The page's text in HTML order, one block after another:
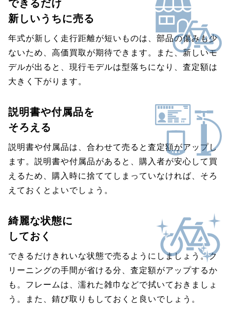
できるだけ
新しいうちに売る
年式が新しく走行距離が短いものは、部品の傷みも少
ないため、高価買取が期待できます。また、新しいモ
デルが出ると、現行モデルは型落ちになり、査定額は
大きく下がります。
説明書や付属品を
そろえる
説明書や付属品は、合わせて売ると査定額がアップし
ます。説明書や付属品があると、購入者が安心して買
えるため、購入時に捨ててしまっていなければ、そろ
えておくとよいでしょう。
綺麗な状態に
しておく
できるだけきれいな状態で売るようにしましょう。ク
リーニングの手間が省ける分、査定額がアップするか
も。フレームは、濡れた雑巾などで拭いておきましょ
う。また、錆び取りもしておくと良いでしょう。